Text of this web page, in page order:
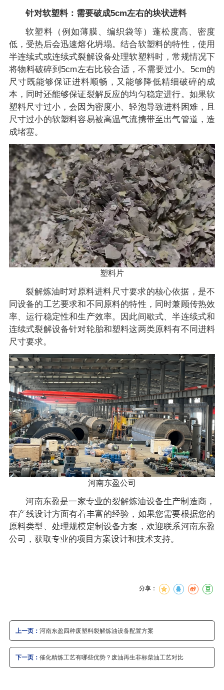
针对软塑料：需要破成5cm左右的块状进料
软塑料（例如薄膜、编织袋等）蓬松度高、密度
低，受热后会迅速熔化坍塌。结合软塑料的特性，使用
半连续式或连续式裂解设备处理软塑料时，常规情况下
将物料破碎到5cm左右比较合适，不需要过小。5cm的
尺寸既能够保证进料顺畅，又能够降低精细破碎的成
本，同时还能够保证裂解反应的均匀稳定进行。如果软
塑料尺寸过小，会因为密度小、轻泡导致进料困难，且
尺寸过小的软塑料容易被高温气流携带至出气管道，造
成堵塞。
塑料片
裂解炼油时对原料进料尺寸要求的核心依据，是不
同设备的工艺要求和不同原料的特性，同时兼顾传热效
率、运行稳定性和生产效率。因此间歇式、半连续式和
连续式裂解设备针对轮胎和塑料这两类原料有不同进料
尺寸要求。
河南东盈公司
河南东盈是一家专业的裂解炼油设备生产制造商，
在产线设计方面有着丰富的经验，如果您需要根据您的
原料类型、处理规模定制设备方案，欢迎联系河南东盈
公司，获取专业的项目方案设计和技术支持。
分享：
上一页： 河南东盈四种废塑料裂解炼油设备配置方案
下一页： 催化精炼工艺有哪些优势？废油再生非标柴油工艺对比